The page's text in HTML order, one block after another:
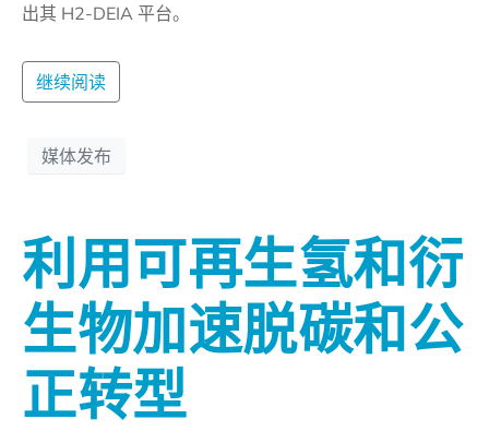
出其 H2-DEIA 平台。
继续阅读
媒体发布
利用可再生氢和衍
生物加速脱碳和公
正转型